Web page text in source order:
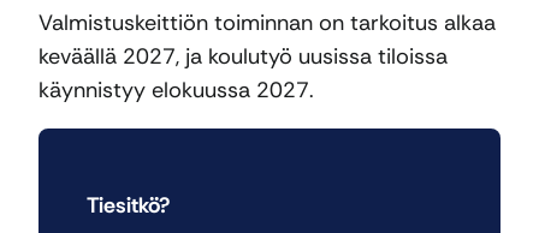
Valmistuskeittiön toiminnan on tarkoitus alkaa
keväällä 2027, ja koulutyö uusissa tiloissa
käynnistyy elokuussa 2027.
Tiesitkö?